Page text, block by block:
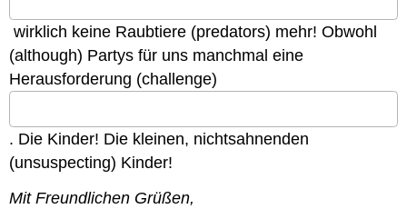
wirklich keine Raubtiere (predators) mehr! Obwohl
(although) Partys für uns manchmal eine
Herausforderung (challenge)
. Die Kinder! Die kleinen, nichtsahnenden
(unsuspecting) Kinder!
Mit Freundlichen Grüßen,